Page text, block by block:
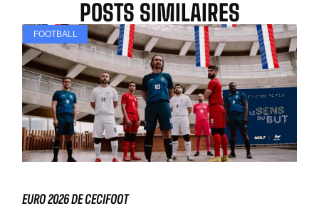
POSTS SIMILAIRES
FOOTBALL
EURO 2026 DE CECIFOOT